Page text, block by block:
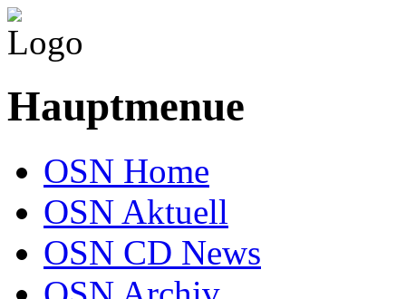
Hauptmenue
OSN Home
OSN Aktuell
OSN CD News